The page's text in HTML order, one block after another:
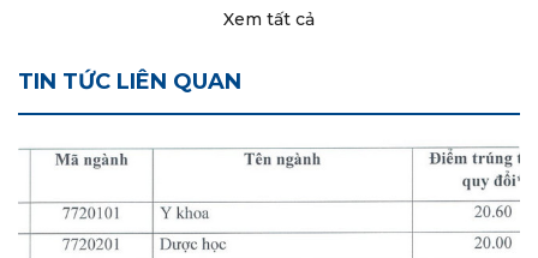
Xem tất cả
TIN TỨC LIÊN QUAN